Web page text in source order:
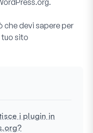
devi sapere per
tuo sito
i plugin in